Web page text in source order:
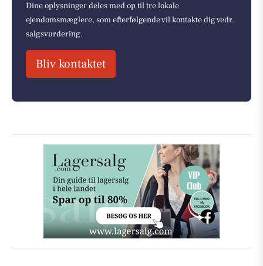
Dine oplysninger deles med op til tre lokale
ejendomsmæglere, som efterfølgende vil kontakte dig vedr.
salgsvurdering.
Bliv kontaktet